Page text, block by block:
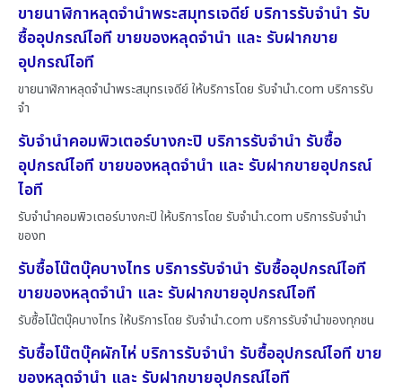
ขายนาฬิกาหลุดจำนำพระสมุทรเจดีย์ บริการรับจำนำ รับ
ซื้ออุปกรณ์ไอที ขายของหลุดจำนำ และ รับฝากขาย
อุปกรณ์ไอที
ขายนาฬิกาหลุดจำนำพระสมุทรเจดีย์ ให้บริการโดย รับจํานํา.com บริการรับ
จำ
รับจำนำคอมพิวเตอร์บางกะปิ บริการรับจำนำ รับซื้อ
อุปกรณ์ไอที ขายของหลุดจำนำ และ รับฝากขายอุปกรณ์
ไอที
รับจำนำคอมพิวเตอร์บางกะปิ ให้บริการโดย รับจํานํา.com บริการรับจำนำ
ของท
รับซื้อโน๊ตบุ๊คบางไทร บริการรับจำนำ รับซื้ออุปกรณ์ไอที
ขายของหลุดจำนำ และ รับฝากขายอุปกรณ์ไอที
รับซื้อโน๊ตบุ๊คบางไทร ให้บริการโดย รับจํานํา.com บริการรับจำนำของทุกชน
รับซื้อโน๊ตบุ๊คผักไห่ บริการรับจำนำ รับซื้ออุปกรณ์ไอที ขาย
ของหลุดจำนำ และ รับฝากขายอุปกรณ์ไอที